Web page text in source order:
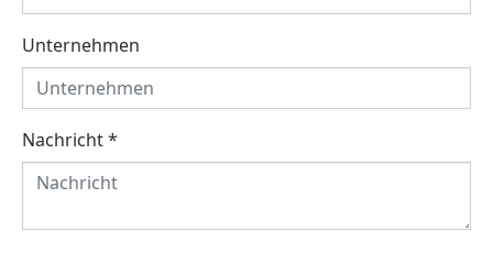
Unternehmen
Nachricht*